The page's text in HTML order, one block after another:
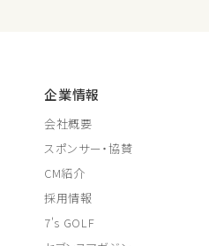
企業情報
会社概要
スポンサー・協賛
CM紹介
採用情報
7's GOLF